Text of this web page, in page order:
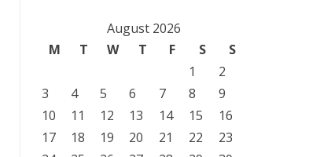
August 2026
M
T W T F S
S
1
2
3
4 5 6 7 8
9
10
11 12 13 14 15
16
17
18 19 20 21 22
23